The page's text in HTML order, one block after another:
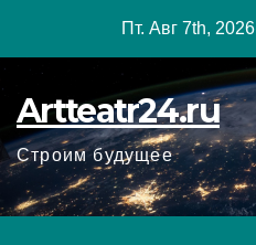
Пт. Авг 7th, 2026
Artteatr24.ru
Строим будущее